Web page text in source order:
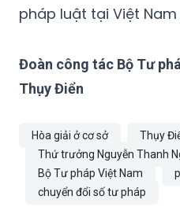
pháp luật tại Việt
Đoàn công tác Bộ Tư
Thụy Điển
Hòa giải ở cơ sở
Thụy
Thứ trưởng Nguyễn Thanh
Bộ Tư pháp Việt Nam
chuyển đổi số tư pháp